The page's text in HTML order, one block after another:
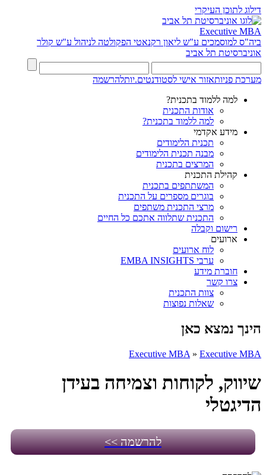
דילוג לתוכן העיקרי
Executive MBA
ביה"ס למוסמכים ע"ש ליאון רקנאטי הפקולטה לניהול ע"ש קולר
אוניברסיטת תל אביב
מערכת פניותאזור אישי לסטודנטים.יותלהרשמה
למה ללמוד בתכנית?
אודות התכנית
למה ללמוד בתכנית?
מידע אקדמי
תכנית הלימודים
מבנה תכנית הלימודים
המרצים בתכנית
קהילת התכנית
המשתתפים בתכנית
בוגרים מספרים על התכנית
מרצי התכנית משתפים
התכנית שתלווה אתכם כל החיים
רישום וקבלה
ארועים
לוח ארועים
ערבי EMBA INSIGHTS
חוברת מידע
צרו קשר
צוות התכנית
שאלות נפוצות
הינך נמצא כאן
Executive MBA » Executive MBA
שיווק, לקוחות וצמיחה בעידן
הדיגטלי
להרשמה >>